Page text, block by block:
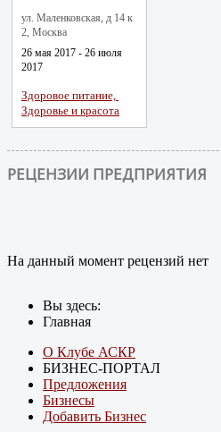
ул. Маленковская, д 14 к
2, Москва
26 мая 2017 - 26 июля
2017
Здоровое питание,
Здоровье и красота
РЕЦЕНЗИИ ПРЕДПРИЯТИЯ
На данный момент рецензий нет
Вы здесь:
Главная
О Клубе АСКР
БИЗНЕС-ПОРТАЛ
Предложения
Бизнесы
Добавить Бизнес